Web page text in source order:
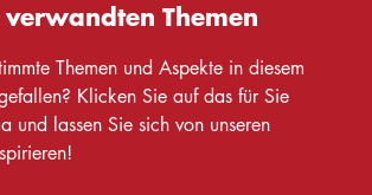
Themen
Themen und Aspekte in diesem
Klicken Sie auf das für Sie
und lassen Sie sich von unseren